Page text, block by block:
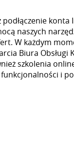
konta
naszych
W każdym
Biura Obsługi
szkolenia
i